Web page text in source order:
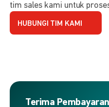
tim sales kami untuk
HUBUNGI TIM KAMI
Terima